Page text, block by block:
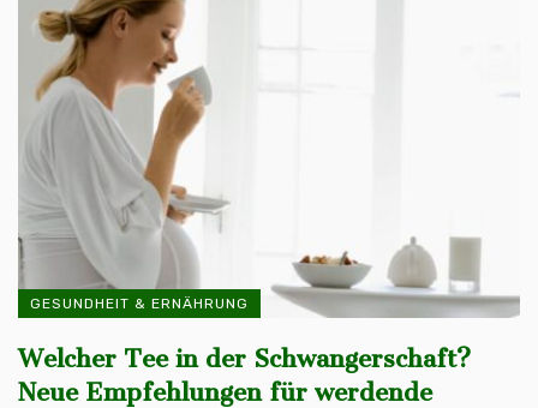
GESUNDHEIT & ERNÄHRUNG
Welcher Tee in der Schwangerschaft?
Neue Empfehlungen für werdende